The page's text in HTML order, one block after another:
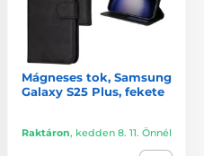
Mágneses tok, Samsung
Galaxy S25 Plus, fekete
Raktáron, kedden 8. 11. Önnél